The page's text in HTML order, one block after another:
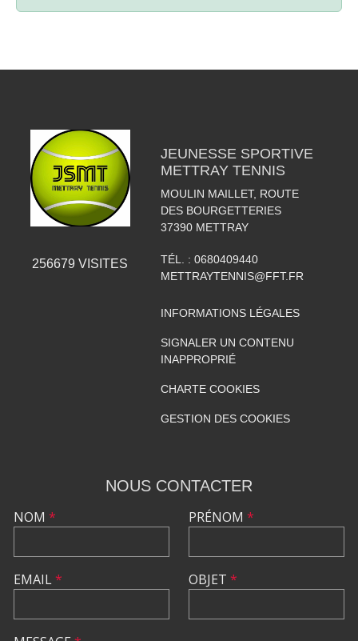
256679 VISITES
JEUNESSE SPORTIVE
METTRAY TENNIS
MOULIN MAILLET, ROUTE
DES BOURGETTERIES
37390 METTRAY
TÉL. : 0680409440
METTRAYTENNIS@FFT.FR
INFORMATIONS LÉGALES
SIGNALER UN CONTENU
INAPPROPRIÉ
CHARTE COOKIES
GESTION DES COOKIES
NOUS CONTACTER
NOM *
EMAIL*
PRÉNOM *
OBJET *